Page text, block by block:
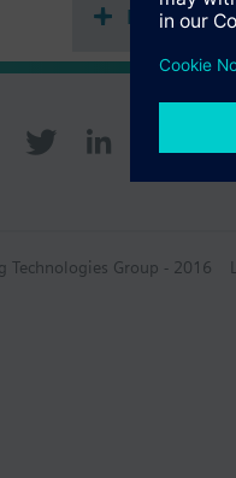
Technologies Group - 2016